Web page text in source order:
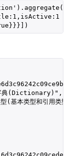
} },
(Dictionary)",
本类型和引用类型)",